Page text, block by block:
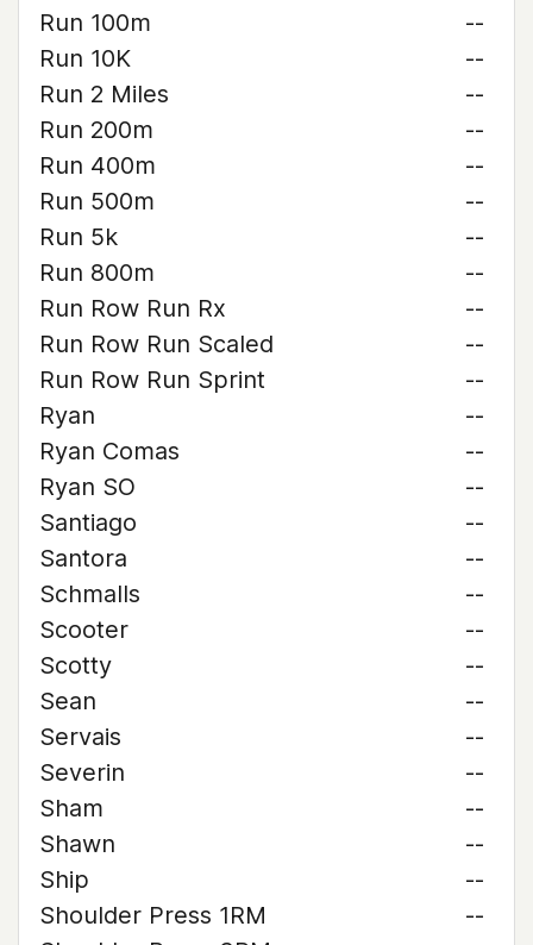
Run 100m
--
Run 10K
--
Run 2 Miles
--
Run 200m
--
Run 400m
--
Run 500m
--
Run 5k
--
Run 800m
--
Run Row Run Rx
--
Run Row Run Scaled
--
Run Row Run Sprint
--
Ryan
--
Ryan Comas
--
Ryan SO
--
Santiago
--
Santora
--
Schmalls
--
Scooter
--
Scotty
--
Sean
--
Servais
--
Severin
--
Sham
--
Shawn
--
Ship
--
Shoulder Press 1RM
--